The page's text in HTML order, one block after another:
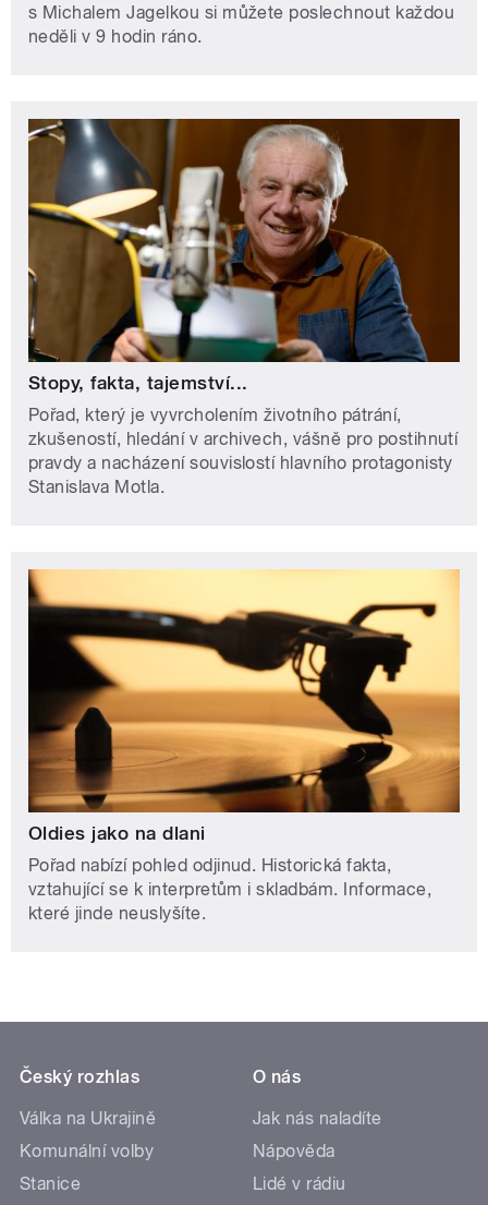
s Michalem Jagelkou si můžete poslechnout každou
neděli v 9 hodin ráno.
Stopy, fakta, tajemství...
Pořad, který je vyvrcholením životního pátrání,
zkušeností, hledání v archivech, vášně pro postihnutí
pravdy a nacházení souvislostí hlavního protagonisty
Stanislava Motla.
Oldies jako na dlani
Pořad nabízí pohled odjinud. Historická fakta,
vztahující se k interpretům i skladbám. Informace,
které jinde neuslyšíte.
Český rozhlas
Válka na Ukrajině
Komunální volby
Stanice
O nás
Jak nás naladíte
Nápověda
Lidé v rádiu